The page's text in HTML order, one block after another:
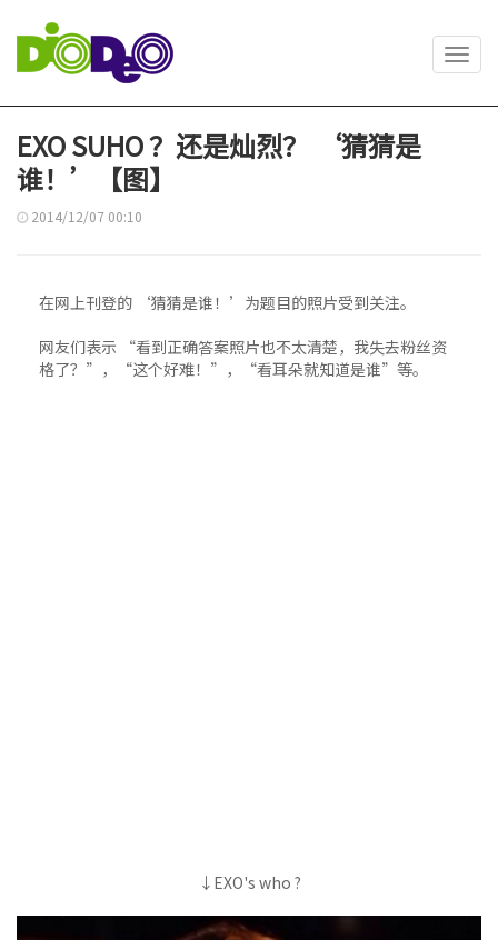
EXO SUHO ？还是灿烈？ ‘猜猜是
谁！’【图】
2014/12/07 00:10
在网上刊登的 ‘猜猜是谁！’为题目的照片受到关注。
网友们表示 “看到正确答案照片也不太清楚，我失去粉丝资
格了？”，“这个好难！”，“看耳朵就知道是谁”等。
↓EXO's who ?